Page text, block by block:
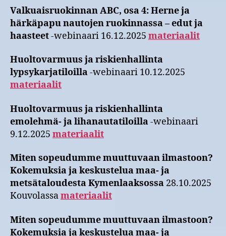
Valkuaisruokinnan ABC, osa 4: Herne ja
härkäpapu nautojen ruokinnassa – edut ja
haasteet-webinaari 16.12.2025 materiaalit
Huoltovarmuus ja riskienhallinta
lypsykarjatiloilla-webinaari 10.12.2025
materiaalit
Huoltovarmuus ja riskienhallinta
emolehmä- ja lihanautatiloilla-webinaari
9.12.2025 materiaalit
Miten sopeudumme muuttuvaan ilmastoon?
Kokemuksia ja keskustelua maa- ja
metsätaloudesta Kymenlaaksossa 28.10.2025
Kouvolassamateriaalit
Miten sopeudumme muuttuvaan ilmastoon?
Kokemuksia ja keskustelua maa- ja